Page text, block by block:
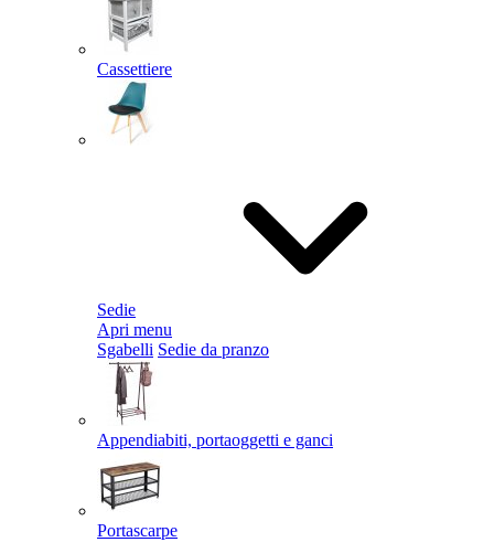
Cassettiere
Sedie
Apri menu
Sgabelli Sedie da pranzo
Appendiabiti, portaoggetti e ganci
Portascarpe